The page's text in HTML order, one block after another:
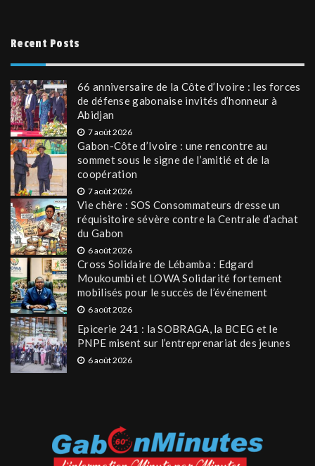
Recent Posts
66 anniversaire de la Côte d’Ivoire : les forces
de défense gabonaise invités d’honneur à
Abidjan
7 août 2026
Gabon-Côte d’Ivoire : une rencontre au
sommet sous le signe de l’amitié et de la
coopération
7 août 2026
Vie chère : SOS Consommateurs dresse un
réquisitoire sévère contre la Centrale d’achat
du Gabon
6 août 2026
Cross Solidaire de Lébamba : Edgard
Moukoumbi et LOWA Solidarité fortement
mobilisés pour le succès de l’événement
6 août 2026
Epicerie 241 : la SOBRAGA, la BCEG et le
PNPE misent sur l’entreprenariat des jeunes
6 août 2026